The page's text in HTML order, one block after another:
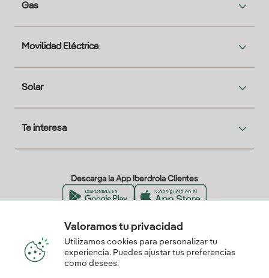
Gas
Movilidad Eléctrica
Solar
Te interesa
Descarga la App Iberdrola Clientes
Nuestros certificados de confianza
Valoramos tu privacidad
Utilizamos cookies para personalizar tu
experiencia. Puedes ajustar tus preferencias
como desees.